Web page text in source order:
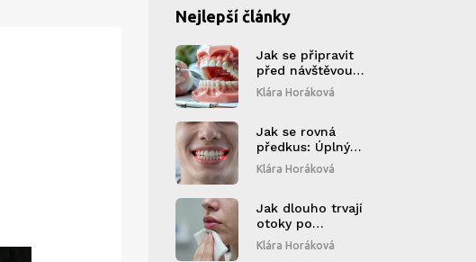
Nejlepší články
Jak se připravit
před návštěvou
zubaře: Průvodce
pro perfektní orální
Klára Horáková
Jak se rovná
předkus: Úplný
průvodce léčbou,
cenami a bolestmi
Klára Horáková
Jak dlouho trvají
otoky po
augmentaci rtů?
Kompletní průvodce
Klára Horáková